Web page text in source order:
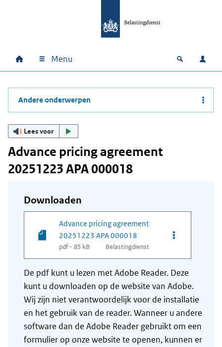
Hoofdnavigatie
Home Menu Open
Andere onderwerpen
Lees voor
Advance pricing agreement
20251223 APA 000018
Downloaden
Advance pricing agreement
20251223 APA 000018
pdf - 85 kB Belastingdienst
Opties van
De pdf kunt u lezen met Adobe Reader. Deze
kunt u downloaden op de website van Adobe.
Wij zijn niet verantwoordelijk voor de installatie
en het gebruik van de reader. Wanneer u andere
software dan de Adobe Reader gebruikt om een
formulier op onze website te openen, kunnen er